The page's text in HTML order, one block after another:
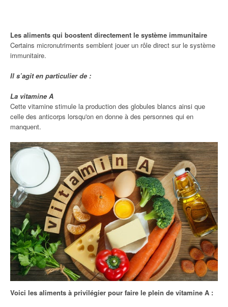
Les aliments qui boostent directement le système immunitaire
Certains micronutriments semblent jouer un rôle direct sur le système
immunitaire.
Il s’agit en particulier de :
La vitamine A
Cette vitamine stimule la production des globules blancs ainsi que
celle des anticorps lorsqu'on en donne à des personnes qui en
manquent.
Voici les aliments à privilégier pour faire le plein de vitamine A :